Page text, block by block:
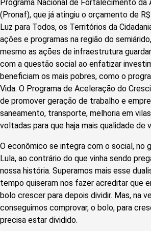
Programa Nacional de Fortalecimento da
(Pronaf), que já atingiu o orçamento de
Luz para Todos, os Territórios da
ações e programas na região do
mesmo as ações de infraestrutura
com a questão social ao enfatizar
beneficiam os mais pobres, como o
Vida. O Programa de Aceleração do
de promover geração de trabalho e
saneamento, transporte, melhoria em
voltadas para que haja mais qualidade de
O econômico se integra com o social, no
Lula, ao contrário do que vinha sendo
nossa história. Superamos mais esse
tempo quiseram nos fazer acreditar que
bolo crescer para depois dividir. Mas, na
conseguimos comprovar, o bolo, para
precisa estar dividido.